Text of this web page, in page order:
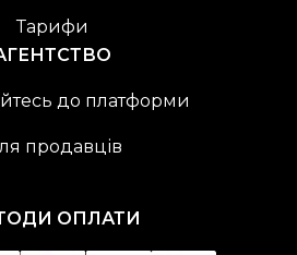
Тарифи
до платформи
продавців
ОПЛАТИ